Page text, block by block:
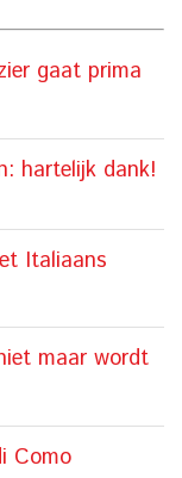
gaat prima
hartelijk dank!
Italiaans
maar wordt
Como